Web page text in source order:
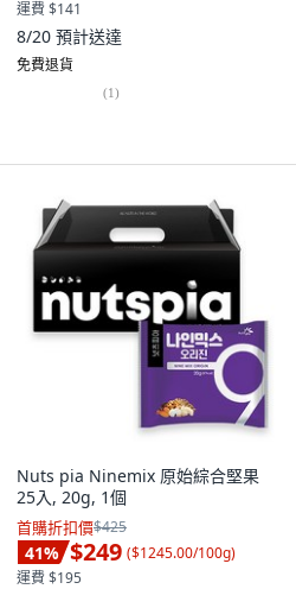
運費 $141
8/20 預計送達
免費退貨
(1)
Nuts pia Ninemix 原始綜合堅果
25入, 20g, 1個
首購折扣價$425
41% $249 ($1245.00/100g)
運費 $195